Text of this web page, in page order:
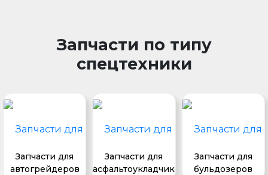
Запчасти по типу
спецтехники
Запчасти для
автогрейдеров
Запчасти для
асфальтоукладчиков
Запчасти для
бульдозеров